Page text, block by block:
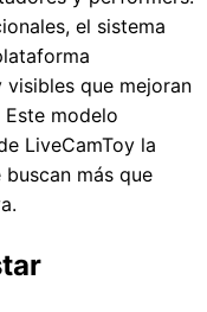
el sistema
que mejoran
modelo
LiveCamToy la
más que